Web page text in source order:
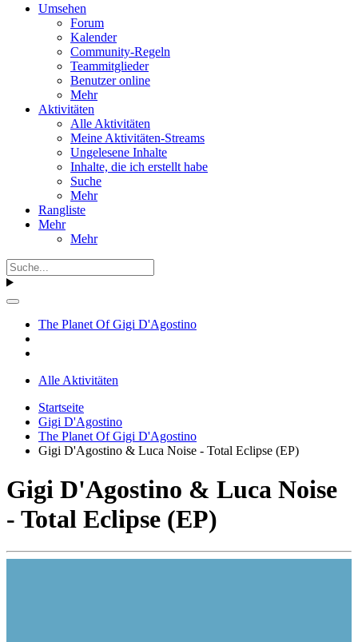
Umsehen
Forum
Kalender
Community-Regeln
Teammitglieder
Benutzer online
Mehr
Aktivitäten
Alle Aktivitäten
Meine Aktivitäten-Streams
Ungelesene Inhalte
Inhalte, die ich erstellt habe
Suche
Mehr
Rangliste
Mehr
Mehr
The Planet Of Gigi D'Agostino
Alle Aktivitäten
Startseite
Gigi D'Agostino
The Planet Of Gigi D'Agostino
Gigi D'Agostino & Luca Noise - Total Eclipse (EP)
Gigi D'Agostino & Luca Noise
- Total Eclipse (EP)